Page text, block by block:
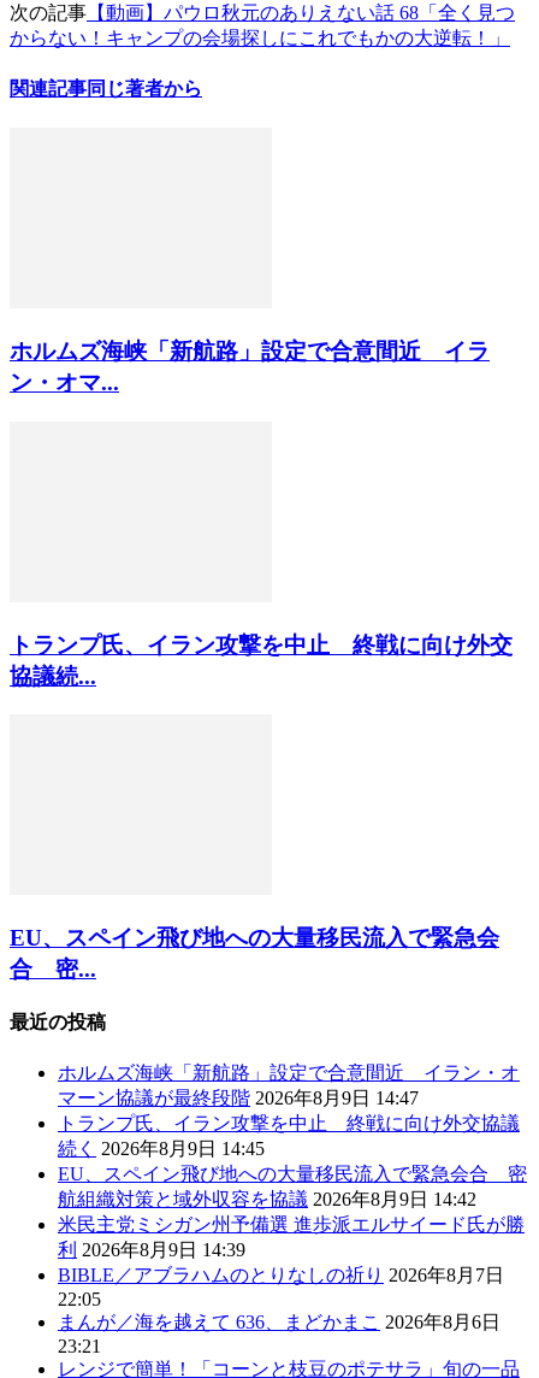
次の記事 【動画】パウロ秋元のありえない話 68「全く見つ
からない！キャンプの会場探しにこれでもかの大逆転！」
関連記事同じ著者から
ホルムズ海峡「新航路」設定で合意間近 イラ
ン・オマ...
トランプ氏、イラン攻撃を中止 終戦に向け外交
協議続...
EU、スペイン飛び地への大量移民流入で緊急会
合 密...
最近の投稿
ホルムズ海峡「新航路」設定で合意間近 イラン・オ
マーン協議が最終段階 2026年8月9日 14:47
トランプ氏、イラン攻撃を中止 終戦に向け外交協議
続く 2026年8月9日 14:45
EU、スペイン飛び地への大量移民流入で緊急会合 密
航組織対策と域外収容を協議 2026年8月9日 14:42
米民主党ミシガン州予備選 進歩派エルサイード氏が勝
利 2026年8月9日 14:39
BIBLE／アブラハムのとりなしの祈り 2026年8月7日
22:05
まんが／海を越えて 636、まどかまこ 2026年8月6日
23:21
レンジで簡単！「コーンと枝豆のポテサラ」旬の一品